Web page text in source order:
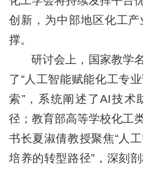
创新，为中部地区化工
撑。
研讨会上，国家教学
了“人工智能赋能化工专
索”，系统阐述了AI技术
径；教育部高等学校化工
书长夏淑倩教授聚焦“人
培养的转型路径”，深刻